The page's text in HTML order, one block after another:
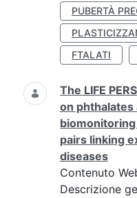
PUBERTÀ
FTALATI
The LIFE
on phthalates
pairs linking
diseases
Contenuto
Descrizione